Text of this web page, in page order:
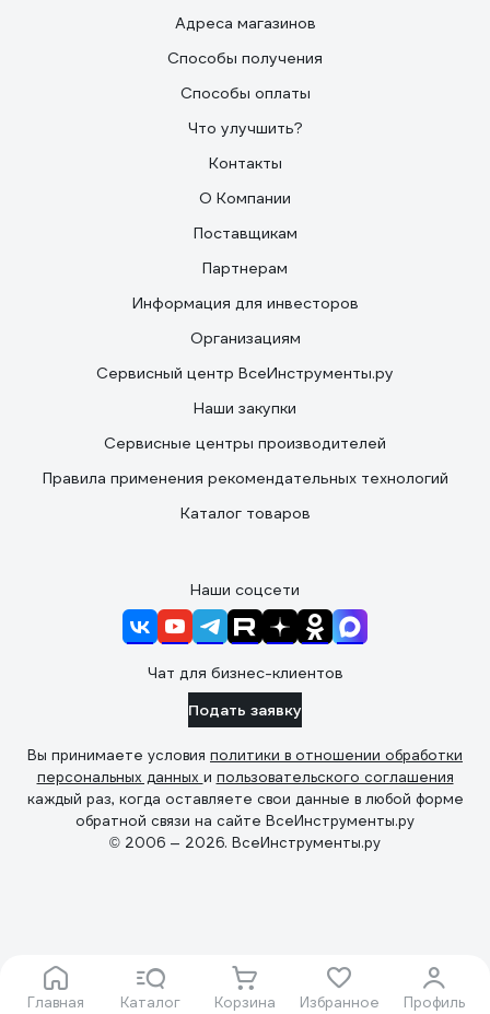
Главная Каталог Корзина Избранное Профиль
Адреса магазинов
Способы получения
Способы оплаты
Что улучшить?
Контакты
О Компании
Поставщикам
Партнерам
Информация для инвесторов
Организациям
Сервисный центр ВсеИнструменты.ру
Наши закупки
Сервисные центры производителей
Правила применения рекомендательных технологий
Каталог товаров
Наши соцсети
Чат для бизнес-клиентов
Подать заявку
Вы принимаете условия политики в отношении обработки
персональных данных и пользовательского соглашения
каждый раз, когда оставляете свои данные в любой форме
обратной связи на сайте ВсеИнструменты.ру
© 2006 — 2026. ВсеИнструменты.ру